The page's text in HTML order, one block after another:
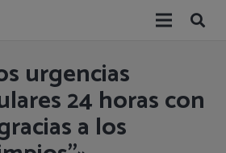
urgencias
24 horas con
a los